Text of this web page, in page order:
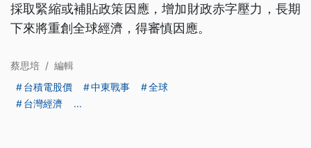
採取緊縮或補貼政策因應，增加財政赤字壓力，長期
下來將重創全球經濟，得審慎因應。
蔡思培 / 編輯
台積電股價
中東戰事
全球
台灣經濟
...